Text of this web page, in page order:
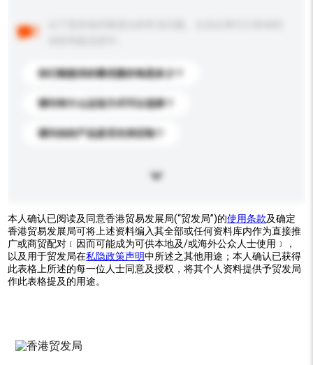
你们能提供的最优惠价格是多少？
请问有什么运送方式可以选择？
请问你的产品是否支持定制？
本人确认已阅读及同意香港贸易发展局(“贸发局”)的使用条款及确定
香港贸易发展局可将上述资料编入其全部或任何资料库内作为直接推
广或商贸配对﹝因而可能成为可供本地及/或海外公众人士使用﹞，
以及用于贸发局在私隐政策声明中所述之其他用途；本人确认已获得
此表格上所述的每一位人士同意及授权，将其个人资料提供予贸发局
作此表格提及的用途。